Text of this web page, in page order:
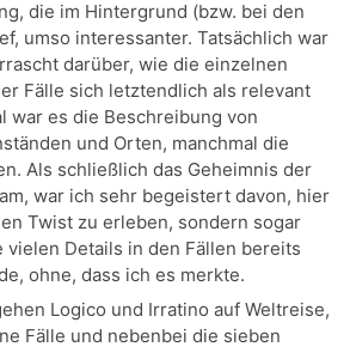
die im Hintergrund (bzw. bei den
umso interessanter. Tatsächlich war
darüber, wie die einzelnen
Fälle sich letztendlich als relevant
war es die Beschreibung von
und Orten, manchmal die
Als schließlich das Geheimnis der
war ich sehr begeistert davon, hier
Twist zu erleben, sondern sogar
Details in den Fällen bereits
ohne, dass ich es merkte.
Logico und Irratino auf Weltreise,
Fälle und nebenbei die sieben